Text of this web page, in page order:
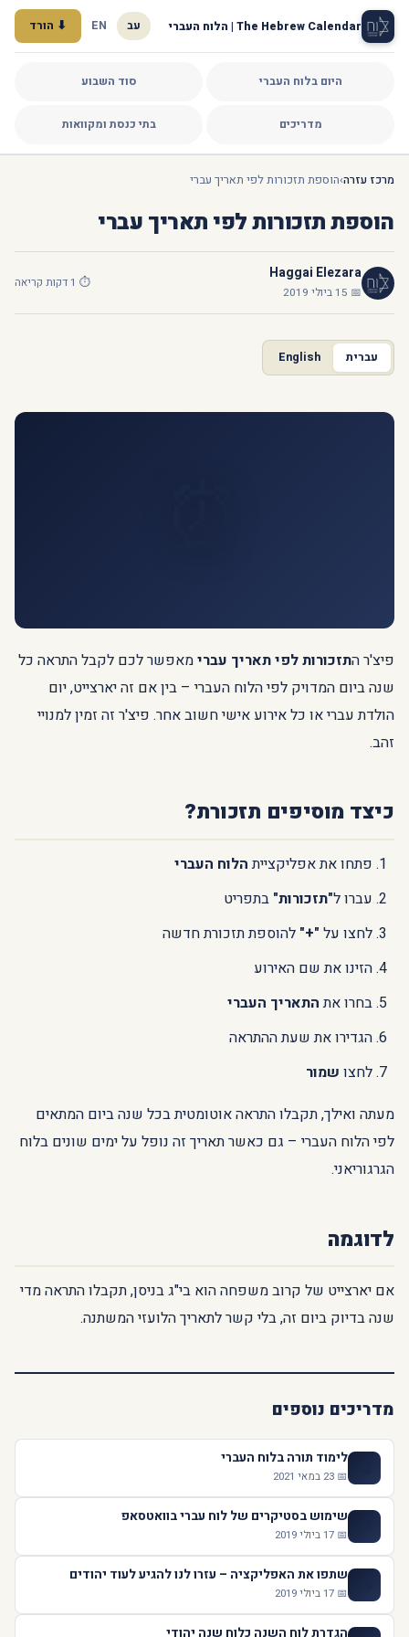
The Hebrew Calendar | הלוח העברי
היום בלוח העברי סוד השבוע
מדריכים בתי כנסת ומקוואות
עב EN ⬇ הורד
מרכז עזרה›הוספת תזכורות לפי תאריך עברי
הוספת תזכורות לפי תאריך עברי
Haggai Elezara
📅 15 ביולי 2019
⏱ 1 דקות קריאה
עברית English
פיצ'ר התזכורות לפי תאריך עברימאפשר לכם לקבל התראה כל
שנה ביום המדויק לפי הלוח העברי – בין אם זה יארצייט, יום
הולדת עברי או כל אירוע אישי חשוב אחר. פיצ'ר זה זמין למנויי
זהב.
כיצד מוסיפים תזכורת?
פתחו את אפליקצייתהלוח העברי
עברו ל"תזכורות" בתפריט
לחצו על "+" להוספת תזכורת חדשה
הזינו את שם האירוע
בחרו אתהתאריך העברי
הגדירו את שעת ההתראה
לחצו שמור
מעתה ואילך, תקבלו התראה אוטומטית בכל שנה ביום המתאים
לפי הלוח העברי – גם כאשר תאריך זה נופל על ימים שונים בלוח
הגרגוריאני.
לדוגמה
אם יארצייט של קרוב משפחה הוא בי"ג בניסן, תקבלו התראה מדי
שנה בדיוק ביום זה, בלי קשר לתאריך הלועזי המשתנה.
מדריכים נוספים
לימוד תורה בלוח העברי
📅 23 במאי 2021
שימוש בסטיקרים של לוח עברי בוואטסאפ
📅 17 ביולי 2019
שתפו את האפליקציה – עזרו לנו להגיע לעוד יהודים
📅 17 ביולי 2019